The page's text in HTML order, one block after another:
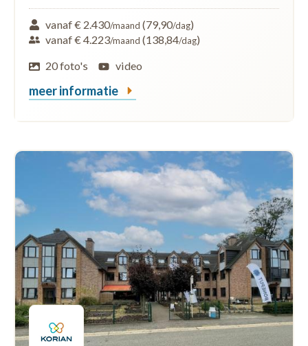
vanaf € 2.430/maand (79,90/dag)
vanaf € 4.223/maand (138,84/dag)
20 foto's
video
meer informatie